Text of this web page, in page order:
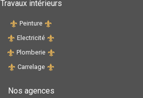
Travaux intérieurs
Peinture
Electricité
Plomberie
Carrelage
Nos agences